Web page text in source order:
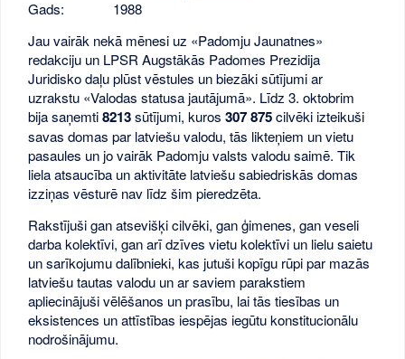
Gads:
1988
Jau vairāk nekā mēnesi uz «Padomju Jaunatnes»
redakciju un LPSR Augstākās Padomes Prezidija
Juridisko daļu plūst vēstules un biezāki sūtījumi ar
uzrakstu «Valodas statusa jautājumā». Līdz 3. oktobrim
bija saņemti8213sūtījumi, kuros307 875cilvēki izteikuši
savas domas par latviešu valodu, tās likteņiem un vietu
pasaules un jo vairāk Padomju valsts valodu saimē. Tik
liela atsaucība un aktivitāte latviešu sabiedriskās domas
izziņas vēsturē nav līdz šim pieredzēta.
Rakstījuši gan atsevišķi cilvēki, gan ģimenes, gan veseli
darba kolektīvi, gan arī dzīves vietu kolektīvi un lielu saietu
un sarīkojumu dalībnieki, kas jutuši kopīgu rūpi par mazās
latviešu tautas valodu un ar saviem parakstiem
apliecinājuši vēlēšanos un prasību, lai tās tiesības un
eksistences un attīstības iespējas iegūtu konstitucionālu
nodrošinājumu.